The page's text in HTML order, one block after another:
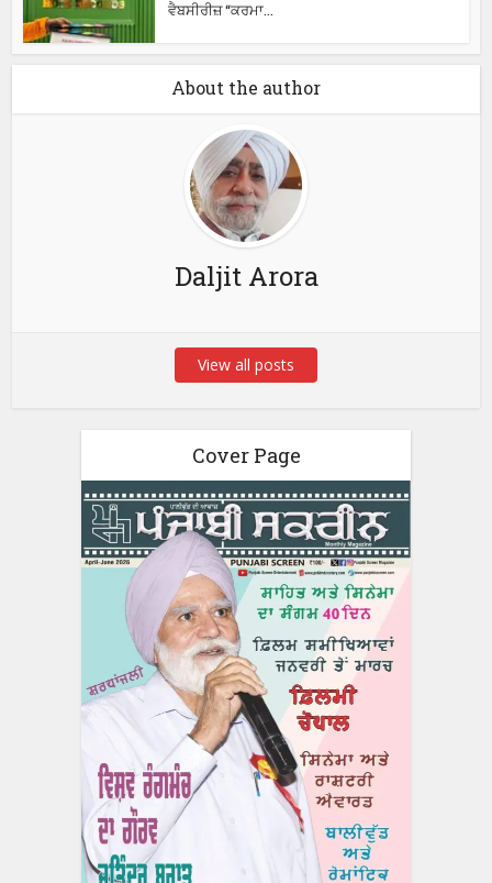
ਵੈਬਸੀਰੀਜ਼ “ਕਰਮਾ...
About the author
Daljit Arora
View all posts
Cover Page